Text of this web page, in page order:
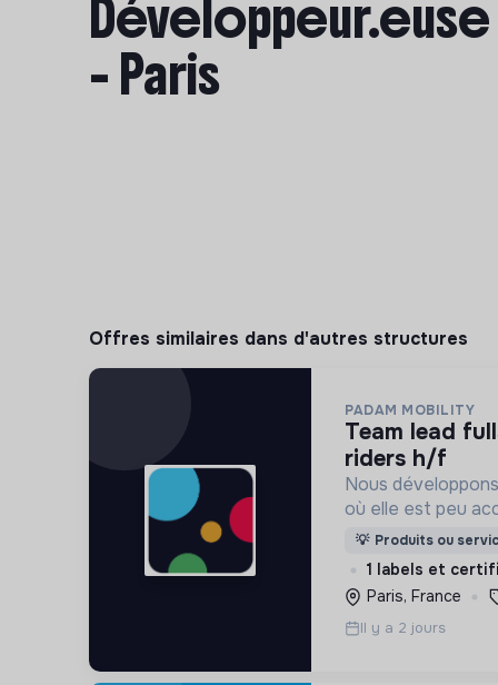
- Paris
Offres similaires dans d'autres structures
PADAM MOBILITY
team lead fullstack developer -
riders h/f
Nous
où elle est peu
dans les zones
heures creuses,
mobilité réduite.
💡 Produits ou
1 labels et
Paris, France
Il y a 2 jours